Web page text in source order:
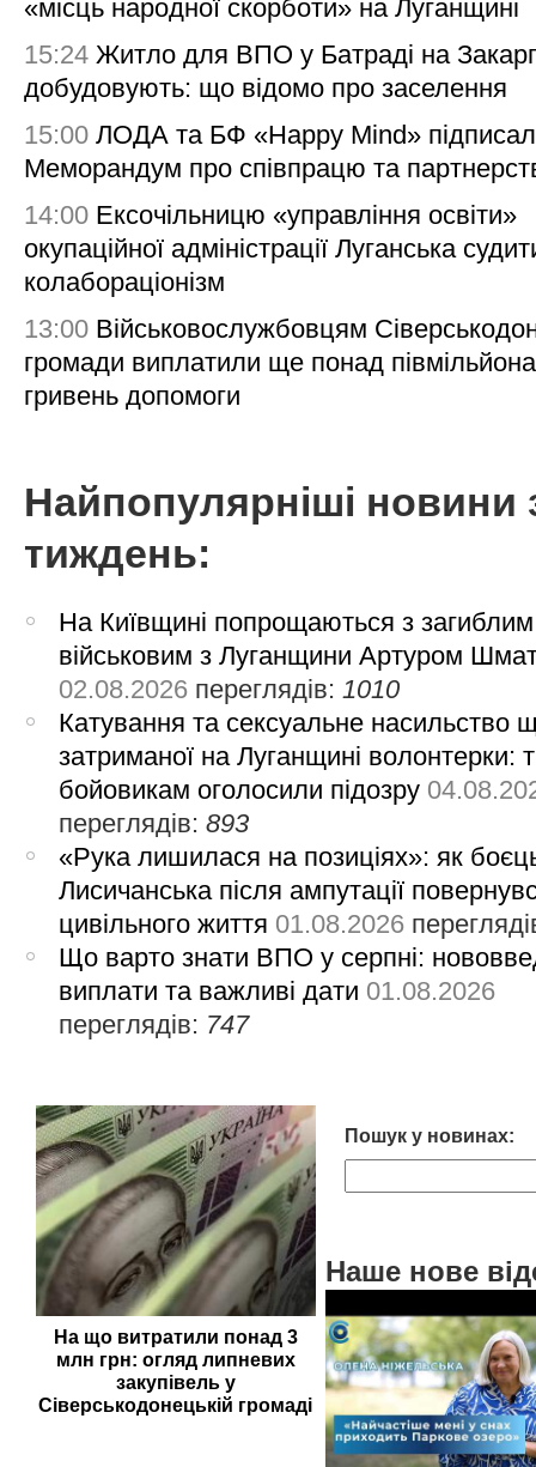
«місць народної скорботи» на Луганщині
15:24 Житло для ВПО у Батраді на
добудовують: що відомо про заселення
15:00 ЛОДА та БФ «Happy Mind»
Меморандум про співпрацю та
14:00 Ексочільницю «управління освіти»
окупаційної адміністрації Луганська
колабораціонізм
13:00 Військовослужбовцям
громади виплатили ще понад півмільйона
гривень допомоги
Найпопулярніші новини
тиждень:
На Київщині попрощаються з загиблим
військовим з Луганщини Артуром
02.08.2026 переглядів:1010
Катування та сексуальне насильство
затриманої на Луганщині волонтерки:
бойовикам оголосили підозру
переглядів:893
«Рука лишилася на позиціях»: як
Лисичанська після ампутації
цивільного життя 01.08.2026
Що варто знати ВПО у серпні:
виплати та важливі дати 01.08.2026
переглядів: 747
На що витратили понад 3
млн грн: огляд липневих
закупівель у
Сіверськодонецькій громаді
Пошук у новинах:
Наше нове